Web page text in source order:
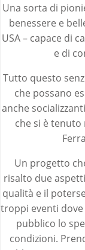
Una sorta di
benessere e
USA – capace di
e di
Tutto questo
che possano
anche
che si è
Un progetto
risalto due
qualità e il
troppi eventi dove
pubblico lo
condizioni.